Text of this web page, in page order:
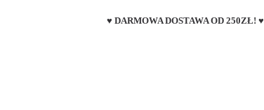
♥ DARMOWA DOSTAWA OD 250ZŁ! ♥